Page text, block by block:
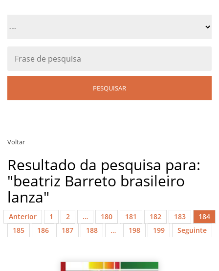
Voltar
Resultado da pesquisa para:
"beatriz Barreto brasileiro
lanza"
Anterior 1 2 … 180 181 182 183
184
185
186 187 188 … 198 199 Seguinte